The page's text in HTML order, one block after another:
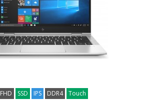
FHD SSD IPS DDR4 Touch